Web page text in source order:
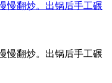
慢翻炒。出锅后手工碾
慢翻炒。出锅后手工碾